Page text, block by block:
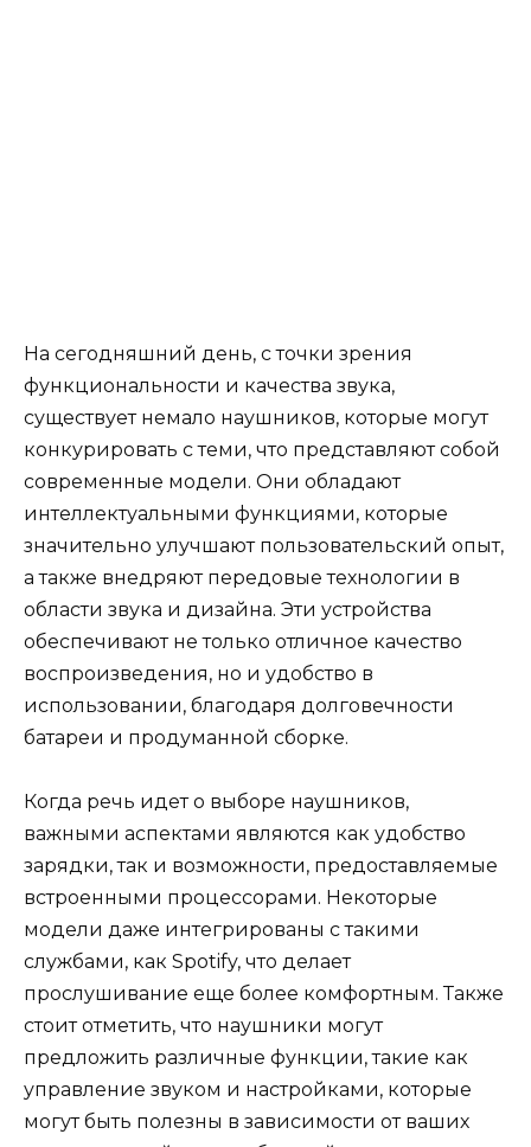
На сегодняшний день, с точки зрения
функциональности и качества звука,
существует немало наушников, которые могут
конкурировать с теми, что представляют собой
современные модели. Они обладают
интеллектуальными функциями, которые
значительно улучшают пользовательский опыт,
а также внедряют передовые технологии в
области звука и дизайна. Эти устройства
обеспечивают не только отличное качество
воспроизведения, но и удобство в
использовании, благодаря долговечности
батареи и продуманной сборке.
Когда речь идет о выборе наушников,
важными аспектами являются как удобство
зарядки, так и возможности, предоставляемые
встроенными процессорами. Некоторые
модели даже интегрированы с такими
службами, как Spotify, что делает
прослушивание еще более комфортным. Также
стоит отметить, что наушники могут
предложить различные функции, такие как
управление звуком и настройками, которые
могут быть полезны в зависимости от ваших